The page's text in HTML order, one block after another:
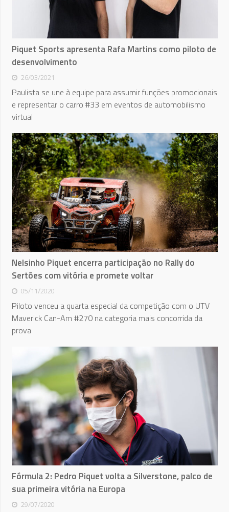
Piquet Sports apresenta Rafa Martins como piloto de
desenvolvimento
26/03/2021
Paulista se une à equipe para assumir funções promocionais
e representar o carro #33 em eventos de automobilismo
virtual
Nelsinho Piquet encerra participação no Rally do
Sertões com vitória e promete voltar
05/11/2020
Piloto venceu a quarta especial da competição com o UTV
Maverick Can-Am #270 na categoria mais concorrida da
prova
Fórmula 2: Pedro Piquet volta a Silverstone, palco de
sua primeira vitória na Europa
29/07/2020